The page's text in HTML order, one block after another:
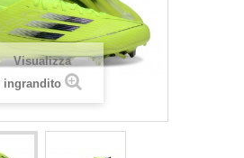
Visualizza
ingrandito